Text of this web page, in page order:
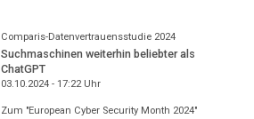
Comparis-Datenvertrauensstudie 2024
Suchmaschinen weiterhin beliebter als
ChatGPT
03.10.2024 - 17:22Uhr
Zum "European Cyber Security Month 2024"